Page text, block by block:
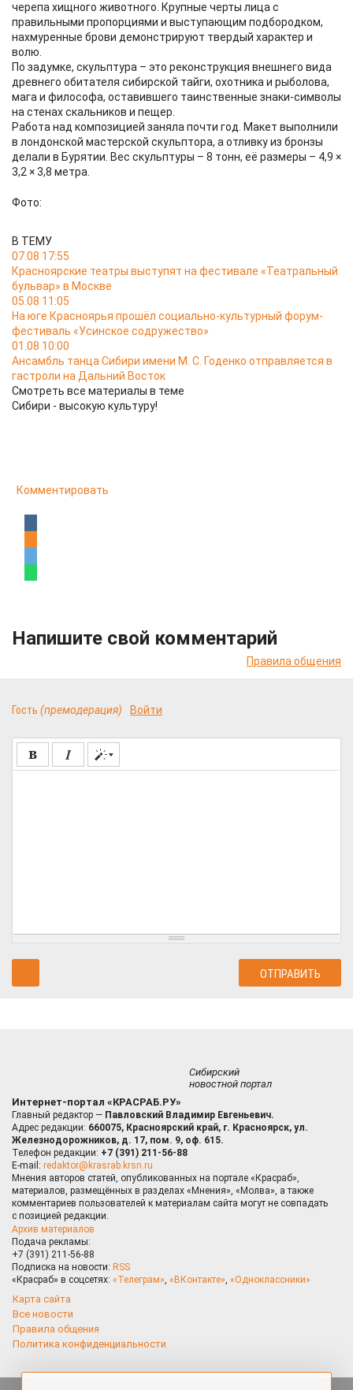
черепа хищного животного. Крупные черты лица с
правильными пропорциями и выступающим подбородком,
нахмуренные брови демонстрируют твердый характер и
волю.
По задумке, скульптура – это реконструкция внешнего вида
древнего обитателя сибирской тайги, охотника и рыболова,
мага и философа, оставившего таинственные знаки-символы
на стенах скальников и пещер.
Работа над композицией заняла почти год. Макет выполнили
в лондонской мастерской скульптора, а отливку из бронзы
делали в Бурятии. Вес скульптуры – 8 тонн, её размеры – 4,9 ×
3,2 × 3,8 метра.
Фото:
В ТЕМУ
07.08 17:55
Красноярские театры выступят на фестивале «Театральный
бульвар» в Москве
05.08 11:05
На юге Красноярья прошёл социально-культурный форум-
фестиваль «Усинское содружество»
01.08 10:00
Ансамбль танца Сибири имени М. С. Годенко отправляется в
гастроли на Дальний Восток
Смотреть все материалы в теме
Сибири - высокую культуру!
Комментировать
Напишите свой комментарий
Правила общения
Гость (премодерация) Войти
Сибирский
новостной портал
Интернет-портал «КРАСРАБ.РУ»
Главный редактор — Павловский Владимир Евгеньевич.
Адрес редакции: 660075, Красноярский край, г. Красноярск, ул.
Железнодорожников, д. 17, пом. 9, оф. 615.
Телефон редакции: +7 (391) 211-56-88
E-mail: redaktor@krasrab.krsn.ru
Мнения авторов статей, опубликованных на портале «Красраб»,
материалов, размещённых в разделах «Мнения», «Молва», а также
комментариев пользователей к материалам сайта могут не совпадать
с позицией редакции.
Архив материалов
Подача рекламы:
+7 (391) 211-56-88
Подписка на новости: RSS
«Красраб» в соцсетях: «Телеграм», «ВКонтакте», «Одноклассники»
Карта сайта
Все новости
Правила общения
Политика конфиденциальности